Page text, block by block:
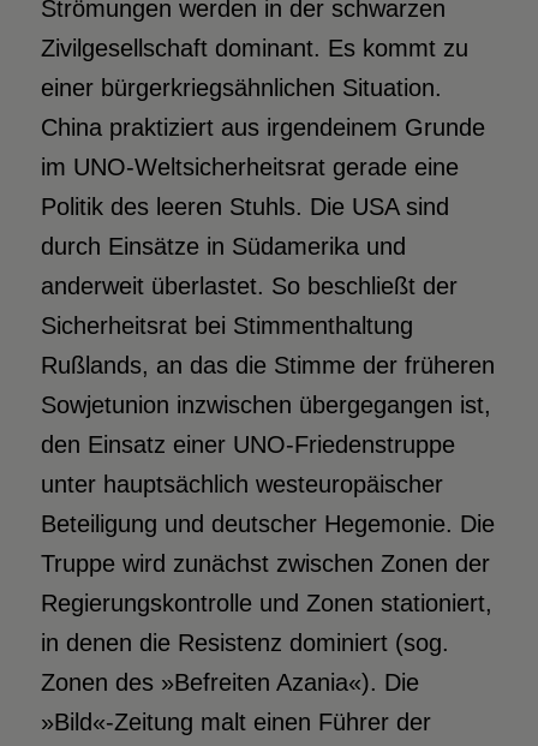
Strömungen werden in der schwarzen
Zivilgesellschaft dominant. Es kommt zu
einer bürgerkriegsähnlichen Situation.
China praktiziert aus irgendeinem Grunde
im UNO-Weltsicherheitsrat gerade eine
Politik des leeren Stuhls. Die USA sind
durch Einsätze in Südamerika und
anderweit überlastet. So beschließt der
Sicherheitsrat bei Stimmenthaltung
Rußlands, an das die Stimme der früheren
Sowjetunion inzwischen übergegangen ist,
den Einsatz einer UNO-Friedenstruppe
unter hauptsächlich westeuropäischer
Beteiligung und deutscher Hegemonie. Die
Truppe wird zunächst zwischen Zonen der
Regierungskontrolle und Zonen stationiert,
in denen die Resistenz dominiert (sog.
Zonen des »Befreiten Azania«). Die
»Bild«-Zeitung malt einen Führer der